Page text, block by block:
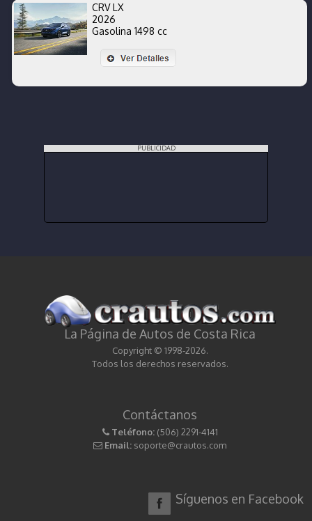
CRV LX
2026
Gasolina 1498 cc
PUBLICIDAD
La Página de Autos de Costa Rica
Copyright © 1998-2026.
Todos los derechos reservados.
Contáctanos
Teléfono: (506) 2291-4141
Email: soporte@crautos.com
Síguenos en Facebook